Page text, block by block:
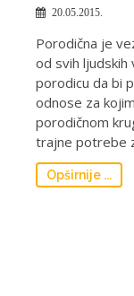
20.05.2015.
Porodična je
od svih ljudskih
porodicu da bi
odnose za
porodičnom
trajne potrebe
Opširnije ...